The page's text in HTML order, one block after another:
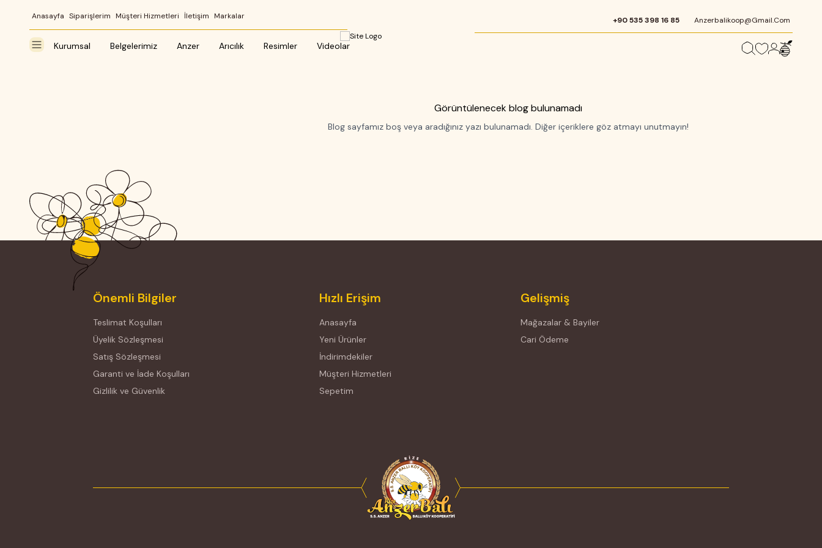
Anasayfa Siparişlerim Müşteri Hizmetleri İletişim Markalar
Kurumsal Belgelerimiz Anzer Arıcılık Resimler Videolar
+90 535 398 16 85 Anzerbalikoop@gmail.com
Görüntülenecek blog bulunamadı
Blog sayfamız boş veya aradığınız yazı bulunamadı. Diğer içeriklere göz atmayı unutmayın!
Önemli Bilgiler
Teslimat Koşulları
Üyelik Sözleşmesi
Satış Sözleşmesi
Garanti ve İade Koşulları
Gizlilik ve Güvenlik
Hızlı Erişim
Anasayfa
Yeni Ürünler
İndirimdekiler
Müşteri Hizmetleri
Sepetim
Gelişmiş
Mağazalar & Bayiler
Cari Ödeme